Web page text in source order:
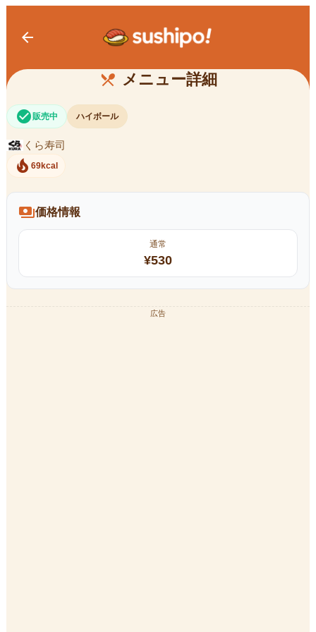
arrow_back
restaurant_menu メニュー詳細
ハイボール
check_circle 販売中 ハイボール
くら寿司
local_fire_department 69kcal
payments価格情報
通常
¥530
広告